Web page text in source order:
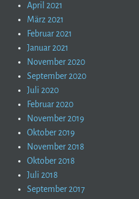
April 2021
März 2021
Februar 2021
Januar 2021
November 2020
September 2020
Juli 2020
Februar 2020
November 2019
Oktober 2019
November 2018
Oktober 2018
Juli 2018
September 2017